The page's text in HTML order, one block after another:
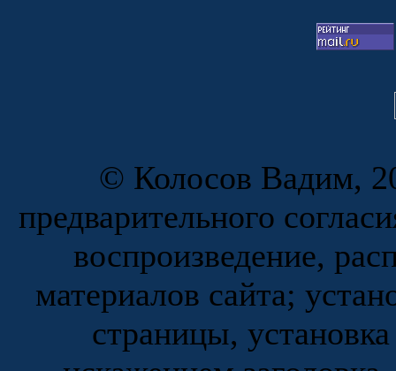
© Колосов Вадим,
предварительного
воспроизведение,
материалов сайта;
страницы,